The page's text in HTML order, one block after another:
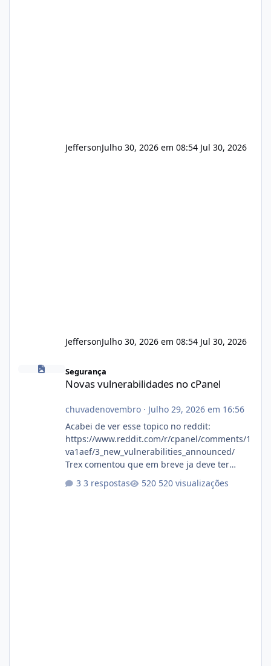
JeffersonJulho 30, 2026 em 08:54 Jul 30, 2026
JeffersonJulho 30, 2026 em 08:54 Jul 30, 2026
Segurança
Novas vulnerabilidades no cPanel
chuvadenovembro· Julho 29, 2026 em 16:56
Acabei de ver esse topico no reddit:
https://www.reddit.com/r/cpanel/comments/1
va1aef/3_new_vulnerabilities_announced/
Trex comentou que em breve ja deve ter
3 respostas 520 visualizações